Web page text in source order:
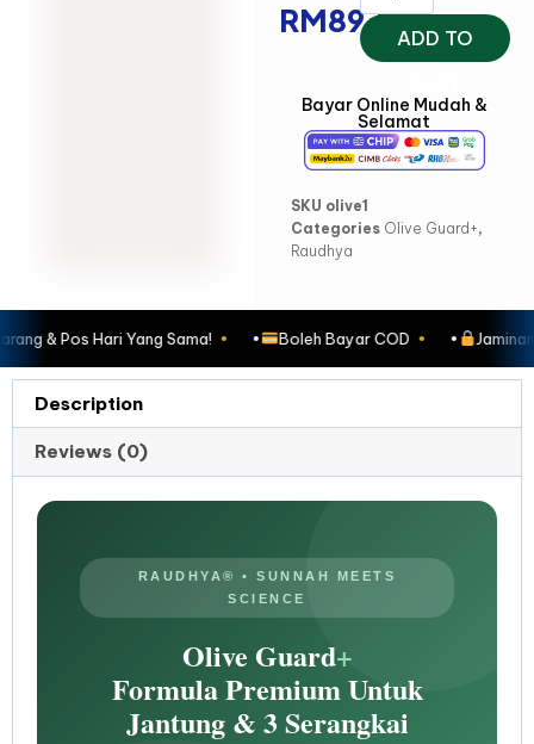
RM89.00ADD TO
Bayar Online Mudah &
Selamat
SKU olive1
Categories Olive Guard+,
Raudhya
& Pos Hari Yang Sama! ● • Boleh Bayar COD ● • Jaminan
Description
Reviews (0)
RAUDHYA® • SUNNAH MEETS
SCIENCE
Olive Guard+
Formula Premium Untuk
Jantung & 3 Serangkai